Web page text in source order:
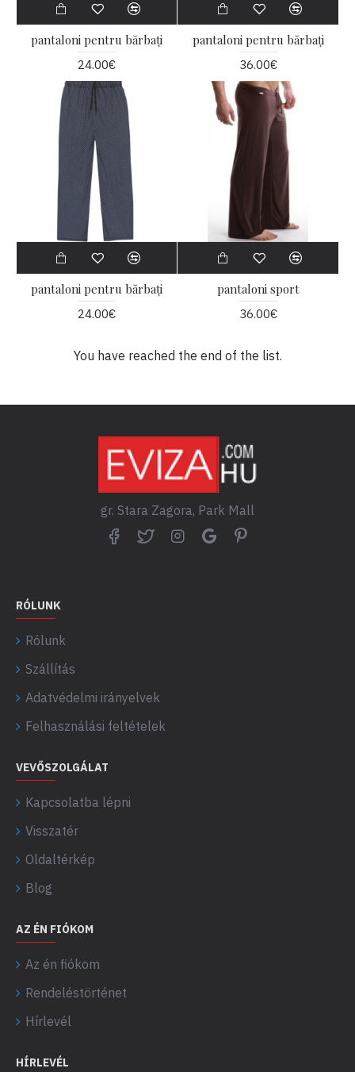
pantaloni pentru bărbați
24.00€
pantaloni pentru bărbați
36.00€
pantaloni pentru bărbați
24.00€
pantaloni sport
36.00€
You have reached the end of the list.
gr. Stara Zagora, Park Mall
RÓLUNK
Rólunk
Szállítás
Adatvédelmi irányelvek
Felhasználási feltételek
VEVŐSZOLGÁLAT
Kapcsolatba lépni
Visszatér
Oldaltérkép
Blog
AZ ÉN FIÓKOM
Az én fiókom
Rendeléstörténet
Hírlevél
HÍRLEVÉL